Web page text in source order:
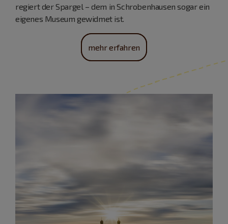
regiert der Spargel – dem in Schrobenhausen sogar ein
eigenes Museum gewidmet ist.
mehr erfahren